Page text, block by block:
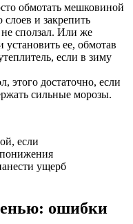
обмотать мешковиной
и закрепить
сползал. Или же
установить ее, обмотав
если в зиму
этого достаточно, если
сильные морозы.
если
ущерб
ошибки